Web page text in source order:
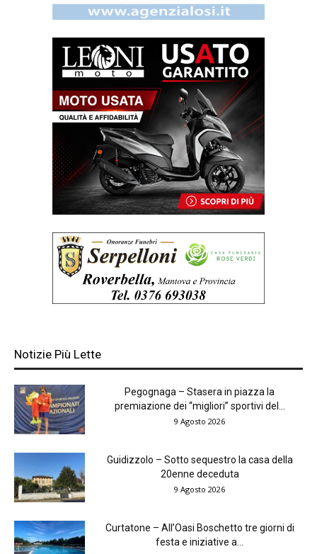
Notizie Più Lette
Pegognaga – Stasera in piazza la
premiazione dei “migliori” sportivi del...
9 Agosto 2026
Guidizzolo – Sotto sequestro la casa della
20enne deceduta
9 Agosto 2026
Curtatone – All’Oasi Boschetto tre giorni di
festa e iniziative a...